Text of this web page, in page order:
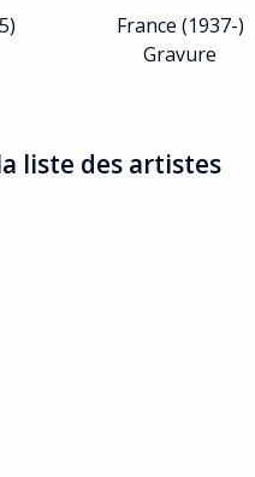
France (1937-)
Gravure
liste des artistes